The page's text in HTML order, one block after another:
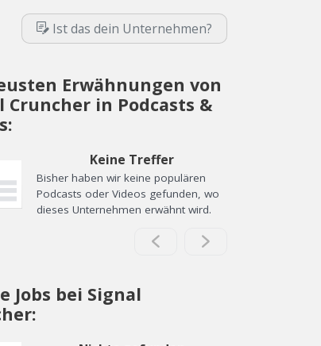
Ist das dein Unternehmen?
Erwähnungen von
Cruncher in Podcasts &
Keine Treffer
Bisher haben wir keine populären
Podcasts oder Videos gefunden, wo
dieses Unternehmen erwähnt wird.
Jobs bei Signal